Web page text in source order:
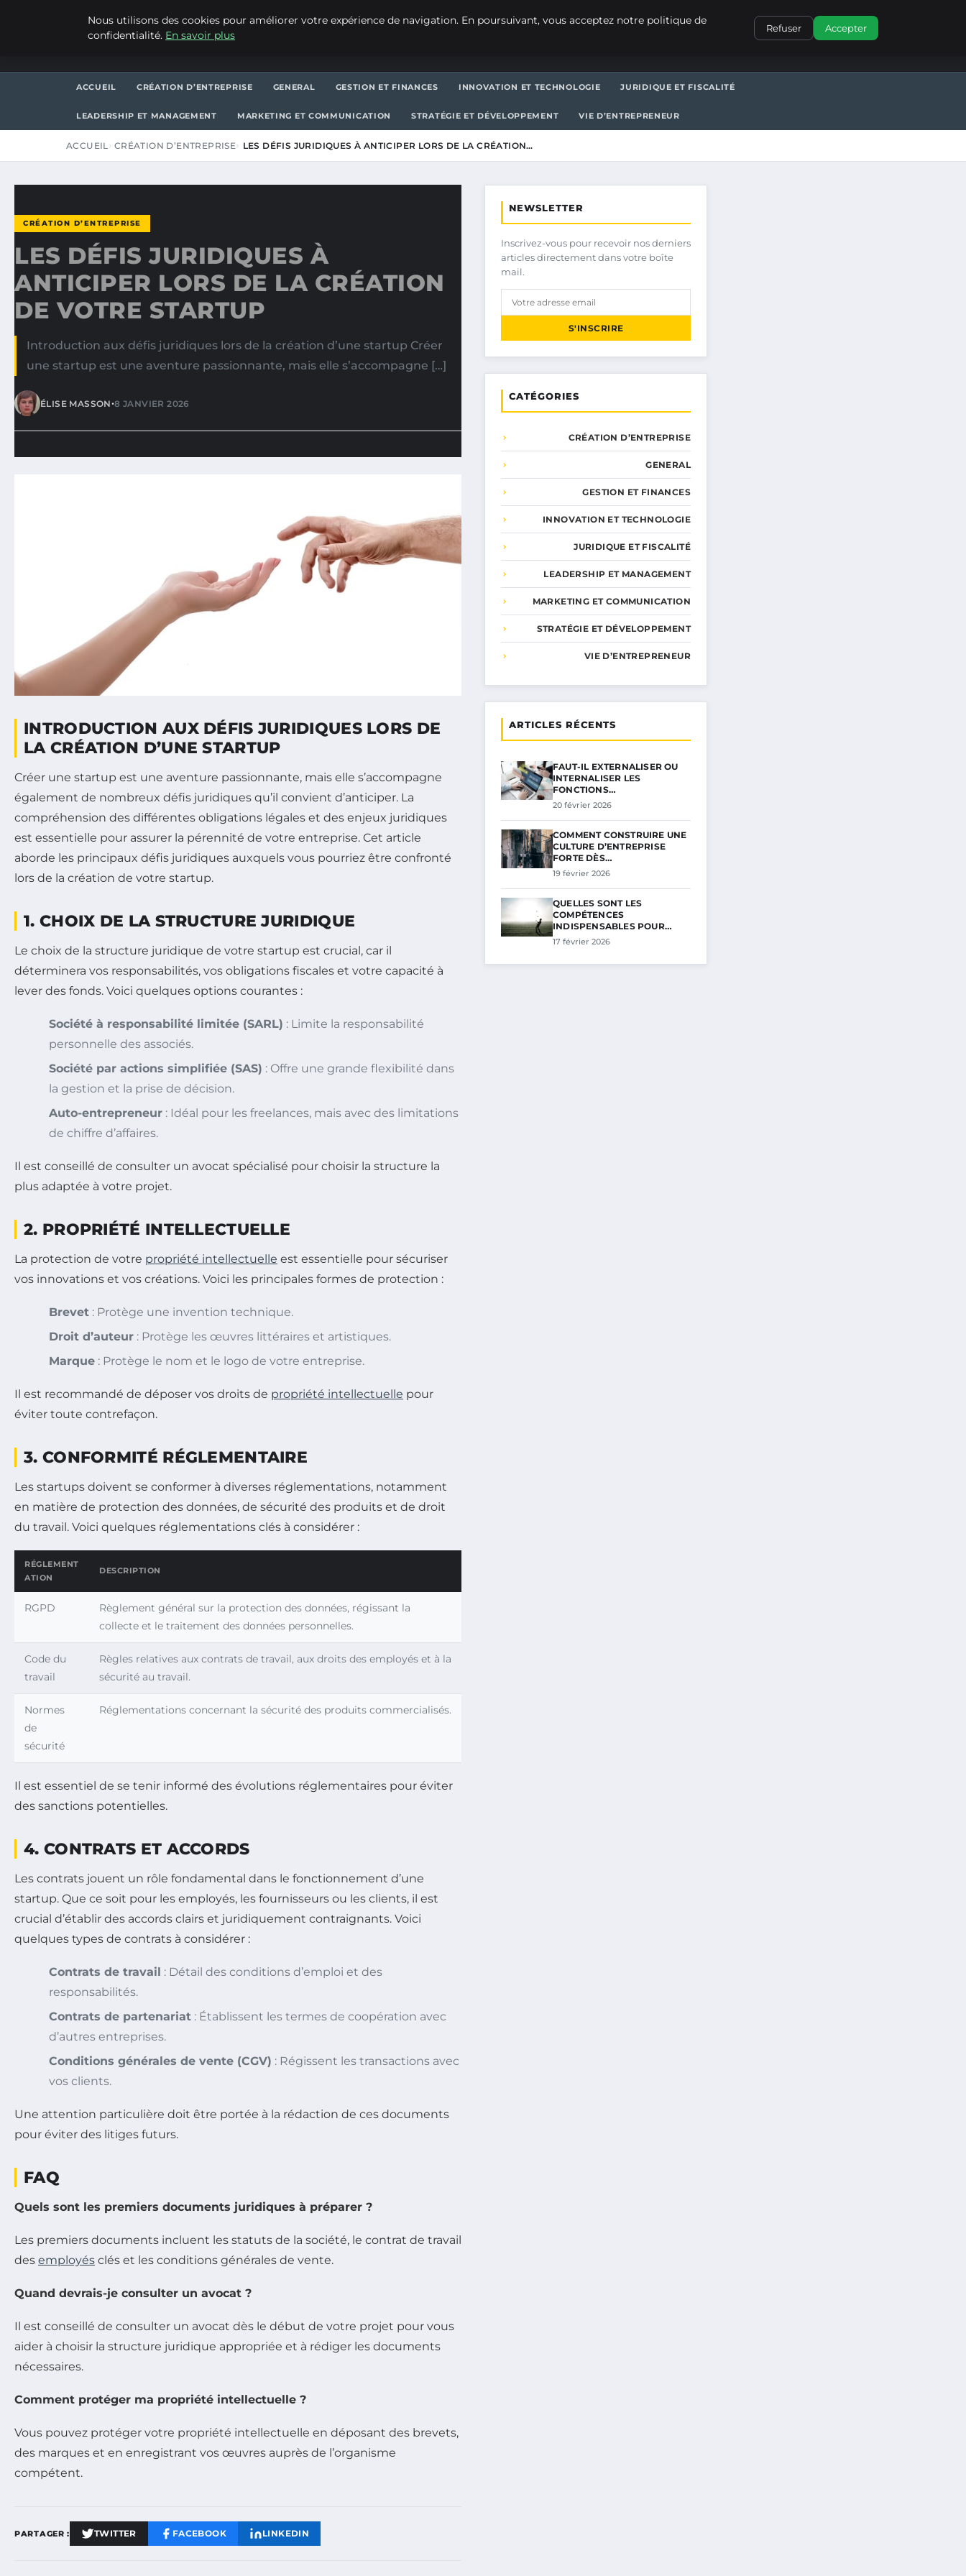
ACCUEIL CRÉATION D’ENTREPRISE GENERAL GESTION ET FINANCES INNOVATION ET TECHNOLOGIE JURIDIQUE ET FISCALITÉ
LEADERSHIP ET MANAGEMENT MARKETING ET COMMUNICATION STRATÉGIE ET DÉVELOPPEMENT VIE D’ENTREPRENEUR
ACCUEIL CRÉATION D’ENTREPRISE LES DÉFIS JURIDIQUES À ANTICIPER LORS DE LA CRÉATION…
CRÉATION D’ENTREPRISE
LES DÉFIS JURIDIQUES À
ANTICIPER LORS DE LA CRÉATION
DE VOTRE STARTUP
Introduction aux défis juridiques lors de la création d’une startup Créer
une startup est une aventure passionnante, mais elle s’accompagne […]
ÉLISE MASSON•8 JANVIER 2026
INTRODUCTION AUX DÉFIS JURIDIQUES LORS DE
LA CRÉATION D’UNE STARTUP
Créer une startup est une aventure passionnante, mais elle s’accompagne
également de nombreux défis juridiques qu’il convient d’anticiper. La
compréhension des différentes obligations légales et des enjeux juridiques
est essentielle pour assurer la pérennité de votre entreprise. Cet article
aborde les principaux défis juridiques auxquels vous pourriez être confronté
lors de la création de votre startup.
1. CHOIX DE LA STRUCTURE JURIDIQUE
Le choix de la structure juridique de votre startup est crucial, car il
déterminera vos responsabilités, vos obligations fiscales et votre capacité à
lever des fonds. Voici quelques options courantes :
Société à responsabilité limitée (SARL) : Limite la responsabilité
personnelle des associés.
Société par actions simplifiée (SAS) : Offre une grande flexibilité dans
la gestion et la prise de décision.
Auto-entrepreneur : Idéal pour les freelances, mais avec des limitations
de chiffre d’affaires.
Il est conseillé de consulter un avocat spécialisé pour choisir la structure la
plus adaptée à votre projet.
2. PROPRIÉTÉ INTELLECTUELLE
La protection de votre propriété intellectuelle est essentielle pour sécuriser
vos innovations et vos créations. Voici les principales formes de protection :
Brevet : Protège une invention technique.
Droit d’auteur : Protège les œuvres littéraires et artistiques.
Marque : Protège le nom et le logo de votre entreprise.
Il est recommandé de déposer vos droits de propriété intellectuelle pour
éviter toute contrefaçon.
3. CONFORMITÉ RÉGLEMENTAIRE
Les startups doivent se conformer à diverses réglementations, notamment
en matière de protection des données, de sécurité des produits et de droit
du travail. Voici quelques réglementations clés à considérer :
RÉGLEMENT
ATION
DESCRIPTION
RGPD
Règlement général sur la protection des données, régissant la
collecte et le traitement des données personnelles.
Code du
travail
Règles relatives aux contrats de travail, aux droits des employés et à la
sécurité au travail.
Normes
de
sécurité
Réglementations concernant la sécurité des produits commercialisés.
Il est essentiel de se tenir informé des évolutions réglementaires pour éviter
des sanctions potentielles.
4. CONTRATS ET ACCORDS
Les contrats jouent un rôle fondamental dans le fonctionnement d’une
startup. Que ce soit pour les employés, les fournisseurs ou les clients, il est
crucial d’établir des accords clairs et juridiquement contraignants. Voici
quelques types de contrats à considérer :
Contrats de travail : Détail des conditions d’emploi et des
responsabilités.
Contrats de partenariat : Établissent les termes de coopération avec
d’autres entreprises.
Conditions générales de vente (CGV) : Régissent les transactions avec
vos clients.
Une attention particulière doit être portée à la rédaction de ces documents
pour éviter des litiges futurs.
FAQ
Quels sont les premiers documents juridiques à préparer ?
Les premiers documents incluent les statuts de la société, le contrat de travail
des employés clés et les conditions générales de vente.
Quand devrais-je consulter un avocat ?
Il est conseillé de consulter un avocat dès le début de votre projet pour vous
aider à choisir la structure juridique appropriée et à rédiger les documents
nécessaires.
Comment protéger ma propriété intellectuelle ?
Vous pouvez protéger votre propriété intellectuelle en déposant des brevets,
des marques et en enregistrant vos œuvres auprès de l’organisme
compétent.
PARTAGER : TWITTER FACEBOOK LINKEDIN
NEWSLETTER
Inscrivez-vous pour recevoir nos derniers
articles directement dans votre boîte
mail.
S'INSCRIRE
CATÉGORIES
CRÉATION D’ENTREPRISE
GENERAL
GESTION ET FINANCES
INNOVATION ET TECHNOLOGIE
JURIDIQUE ET FISCALITÉ
LEADERSHIP ET MANAGEMENT
MARKETING ET COMMUNICATION
STRATÉGIE ET DÉVELOPPEMENT
VIE D’ENTREPRENEUR
ARTICLES RÉCENTS
FAUT-IL EXTERNALISER OU
INTERNALISER LES
FONCTIONS…
20 février 2026
COMMENT CONSTRUIRE UNE
CULTURE D’ENTREPRISE
FORTE DÈS…
19 février 2026
QUELLES SONT LES
COMPÉTENCES
INDISPENSABLES POUR…
17 février 2026
Nous utilisons des cookies pour améliorer votre expérience de navigation. En poursuivant, vous acceptez notre politique de
confidentialité. En savoir plus
Refuser Accepter